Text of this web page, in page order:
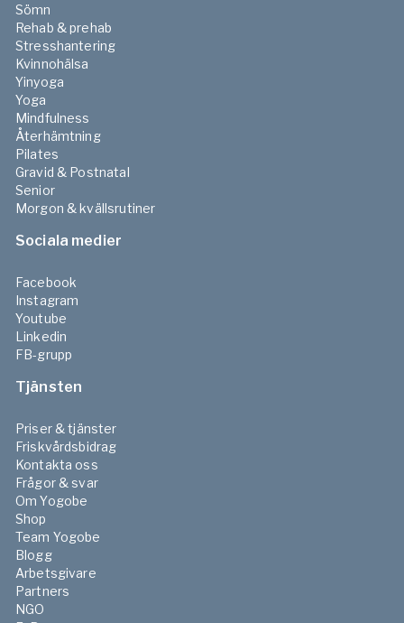
Sömn
Rehab & prehab
Stresshantering
Kvinnohälsa
Yinyoga
Yoga
Mindfulness
Återhämtning
Pilates
Gravid & Postnatal
Senior
Morgon & kvällsrutiner
Sociala medier
Facebook
Instagram
Youtube
Linkedin
FB-grupp
Tjänsten
Priser & tjänster
Friskvårdsbidrag
Kontakta oss
Frågor & svar
Om Yogobe
Shop
Team Yogobe
Blogg
Arbetsgivare
Partners
NGO